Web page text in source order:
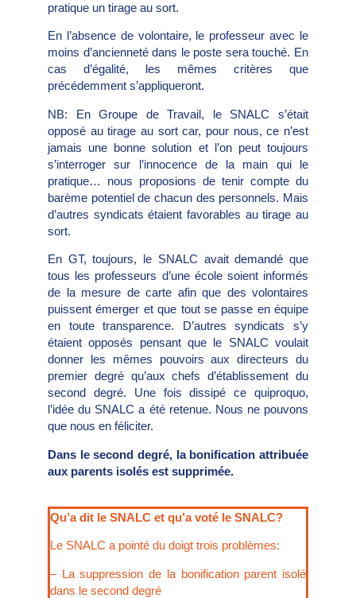
pratique un tirage au sort.
En l’absence de volontaire, le professeur avec le
moins d’ancienneté dans le poste sera touché. En
cas d’égalité, les mêmes critères que
précédemment s’appliqueront.
NB: En Groupe de Travail, le SNALC s’était
opposé au tirage au sort car, pour nous, ce n’est
jamais une bonne solution et l’on peut toujours
s’interroger sur l’innocence de la main qui le
pratique… nous proposions de tenir compte du
barème potentiel de chacun des personnels. Mais
d’autres syndicats étaient favorables au tirage au
sort.
En GT, toujours, le SNALC avait demandé que
tous les professeurs d’une école soient informés
de la mesure de carte afin que des volontaires
puissent émerger et que tout se passe en équipe
en toute transparence. D’autres syndicats s’y
étaient opposés pensant que le SNALC voulait
donner les mêmes pouvoirs aux directeurs du
premier degré qu’aux chefs d’établissement du
second degré. Une fois dissipé ce quiproquo,
l’idée du SNALC a été retenue. Nous ne pouvons
que nous en féliciter.
Dans le second degré, la bonification attribuée
aux parents isolés est supprimée.
Qu’a dit le SNALC et qu’a voté le SNALC?
Le SNALC a pointé du doigt trois problèmes:
– La suppression de la bonification parent isolé
dans le second degré